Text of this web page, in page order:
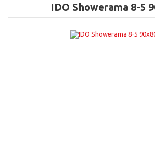
IDO Showerama 8-5